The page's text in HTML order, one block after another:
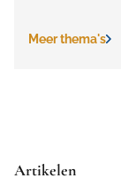
Meer thema's
Artikelen